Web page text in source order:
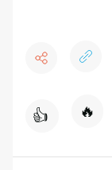
👍 🔥